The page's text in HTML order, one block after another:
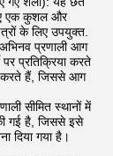
एक कुशल और
के लिए उपयुक्त.
प्रणाली आग
पर प्रतिक्रिया करते
करते हैं, जिससे आग
सीमित स्थानों में
गई है, जिससे इसे
दिया गया है।